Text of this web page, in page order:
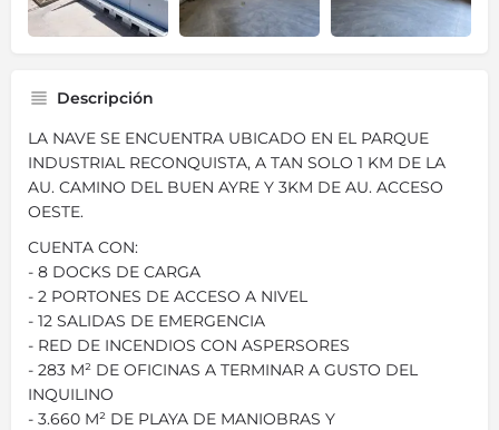
Descripción
LA NAVE SE ENCUENTRA UBICADO EN EL PARQUE
INDUSTRIAL RECONQUISTA, A TAN SOLO 1 KM DE LA
AU. CAMINO DEL BUEN AYRE Y 3KM DE AU. ACCESO
OESTE.
CUENTA CON:
- 8 DOCKS DE CARGA
- 2 PORTONES DE ACCESO A NIVEL
- 12 SALIDAS DE EMERGENCIA
- RED DE INCENDIOS CON ASPERSORES
- 283 M² DE OFICINAS A TERMINAR A GUSTO DEL
INQUILINO
- 3.660 M² DE PLAYA DE MANIOBRAS Y